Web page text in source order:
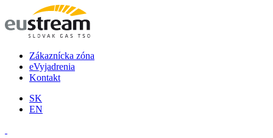
Zákaznícka zóna
eVyjadrenia
Kontakt
SK
EN